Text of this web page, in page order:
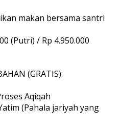
makan bersama santri
(Putri) / Rp 4.950.000
(GRATIS):
Aqiqah
(Pahala jariyah yang